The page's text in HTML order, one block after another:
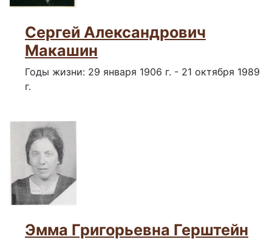
Сергей Александрович
Макашин
Годы жизни: 29 января 1906 г. - 21 октября 1989
г.
Эмма Григорьевна Герштейн